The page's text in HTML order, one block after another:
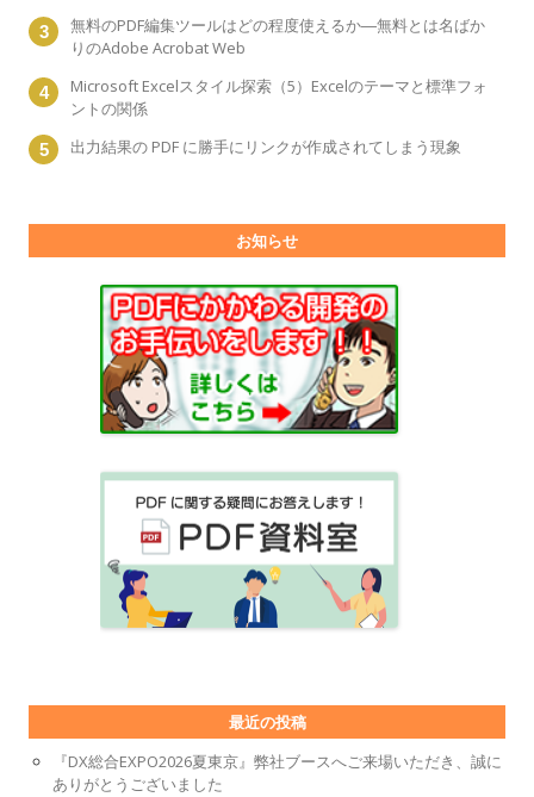
無料のPDF編集ツールはどの程度使えるか―無料とは名ばか
りのAdobe Acrobat Web
Microsoft Excelスタイル探索（5）Excelのテーマと標準フォ
ントの関係
出力結果の PDF に勝手にリンクが作成されてしまう現象
お知らせ
最近の投稿
『DX総合EXPO2026夏東京』弊社ブースへご来場いただき、誠に
ありがとうございました